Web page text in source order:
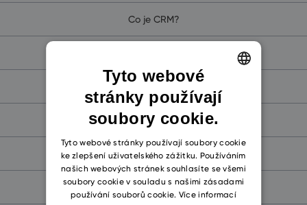
Co je CRM?
eWay-CRM Online (pro Microsoft 365)
eWay-CRM (pro Microsoft Teams)
eWay-CRM Mobile
CRM zdarma
ENGLISH
CZECH
SLOVAK
Tyto webové
stránky používají
soubory cookie.
Tyto webové stránky používají soubory cookie
ke zlepšení uživatelského zážitku. Používáním
našich webových stránek souhlasíte se všemi
soubory cookie v souladu s našimi zásadami
používání souborů cookie. Více informací